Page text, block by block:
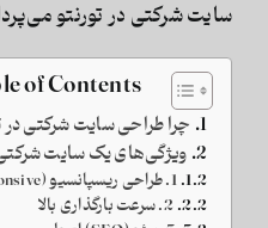
سایت شرکتی در تورنتو
of Contents
چرا طراحی سایت شرکتی در
ویژگی‌های یک سایت
1. طراحی ریسپانسیو (Responsive)
2. سرعت بارگذاری بالا